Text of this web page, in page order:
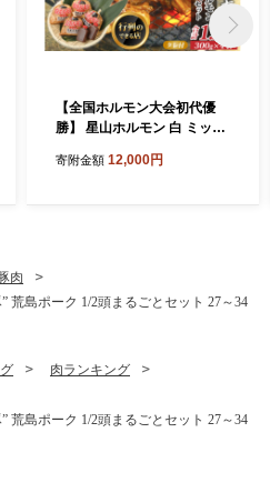
【全国ホルモン大会初代優
勝】 星山ホルモン 白 ミック
セット (白・ミックス 各300
寄附金額 12,000円
肉
荒島ポーク 1/2頭まるごとセット 27～34
肉ランキング
荒島ポーク 1/2頭まるごとセット 27～34